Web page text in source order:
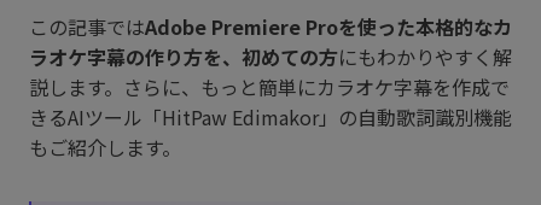
この記事ではAdobe Premiere Proを使った本格的なカ
ラオケ字幕の作り方を、初めての方にもわかりやすく解
説します。さらに、もっと簡単にカラオケ字幕を作成で
きるAIツール「HitPaw Edimakor」の自動歌詞識別機能
もご紹介します。